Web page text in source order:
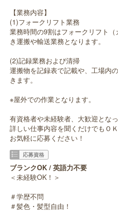
【業務内容】
(1)フォークリフト業務
業務時間の9割はフォークリフト
き運搬や輸送業務となります。
(2)記録業務および清掃
運搬物を記録表で記載や、工場内
きます。
※屋外での作業となります。
有資格者や未経験者、大歓迎となっ
詳しい仕事内容を聞くだけでもＯＫ
お気軽に応募ください！
応募資格
ブランクOK / 英語力不要
＜未経験OK！＞
＃学歴不問
＃髪色・髪型自由！